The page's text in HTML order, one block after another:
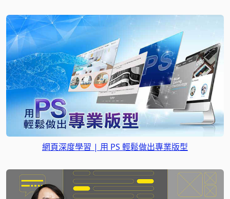
網頁深度學習 | 用 PS 輕鬆做出專業版型